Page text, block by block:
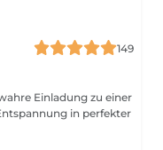
149
Einladung zu einer
in perfekter